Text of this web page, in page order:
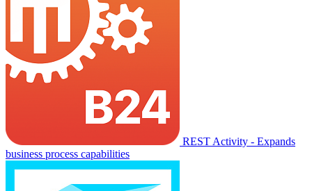
REST Activity - Expands
business process capabilities